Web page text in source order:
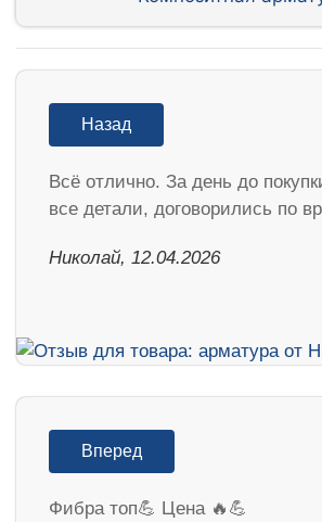
Назад
Всё отлично. За день до
все детали, договорились по
Николай, 12.04.2026
Вперед
Фибра топ💪 Цена 🔥💪